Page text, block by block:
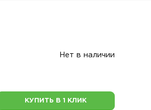
Нет в наличии
КУПИТЬ В 1 КЛИК